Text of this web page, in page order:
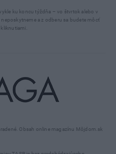
Obsah online magazínu Môjdom.sk
ku koncu týždňa – vo štvrtok alebo v
a z odberu sa budete môcť